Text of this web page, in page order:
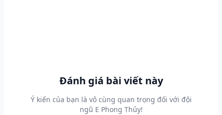
Đánh giá bài viết này
Ý kiến của bạn là vô cùng quan trọng đối với đội
ngũ E Phong Thủy!